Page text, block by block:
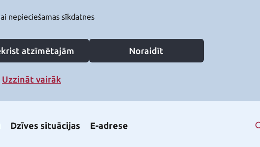
nepieciešamas sīkdatnes
atzīmētajām Noraidīt
Uzzināt vairāk
Dzīves situācijas E-adrese